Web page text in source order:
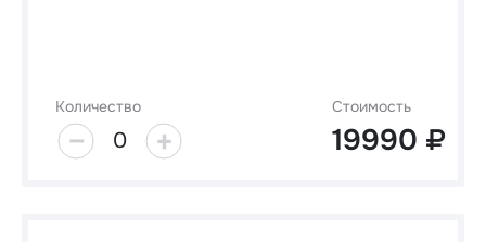
Количество
0
Стоимость
19990